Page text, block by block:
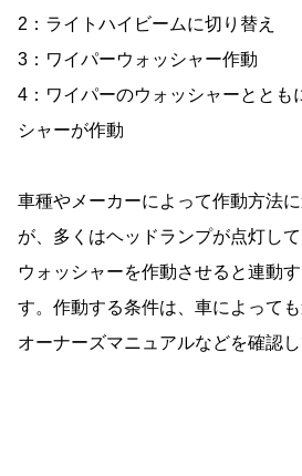
2：ライトハイビームに切り替え
3：ワイパーウォッシャー作動
4：ワイパーのウォッシャーととも
シャーが作動
車種やメーカーによって作動方法
が、多くはヘッドランプが点灯し
ウォッシャーを作動させると連動
す。作動する条件は、車によって
オーナーズマニュアルなどを確認し